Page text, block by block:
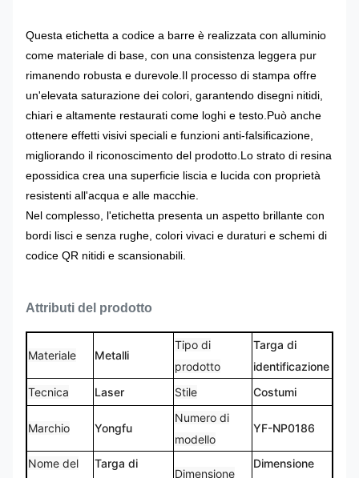
Questa etichetta a codice a barre è realizzata con alluminio
come materiale di base, con una consistenza leggera pur
rimanendo robusta e durevole. Il processo di stampa offre
un'elevata saturazione dei colori, garantendo disegni nitidi,
chiari e altamente restaurati come loghi e testo.Può anche
ottenere effetti visivi speciali e funzioni anti-falsificazione,
migliorando il riconoscimento del prodotto. Lo strato di resina
epossidica crea una superficie liscia e lucida con proprietà
resistenti all'acqua e alle macchie.
Nel complesso, l'etichetta presenta un aspetto brillante con
bordi lisci e senza rughe, colori vivaci e duraturi e schemi di
codice QR nitidi e scansionabili.
Attributi del prodotto
Materiale Metalli
Tipo di
prodotto
Targa di
identificazione
Tecnica
Laser Stile Costumi
Marchio Yongfu
Numero di
modello
YF-NP0186
Nome del Targa di
Dimensione
Dimensione